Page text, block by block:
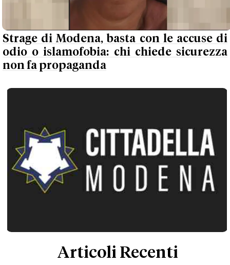
Strage di Modena, basta con le accuse di
odio o islamofobia: chi chiede sicurezza
non fa propaganda
Articoli Recenti